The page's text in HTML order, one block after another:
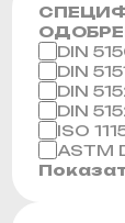
DIN
DIN
DIN
DIN
ISO
ASTM